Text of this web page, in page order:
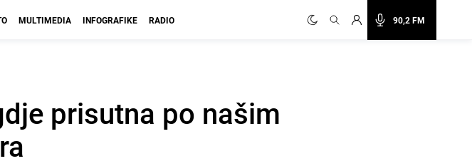
90,2 FM
MULTIMEDIA INFOGRAFIKE RADIO
prisutna po našim